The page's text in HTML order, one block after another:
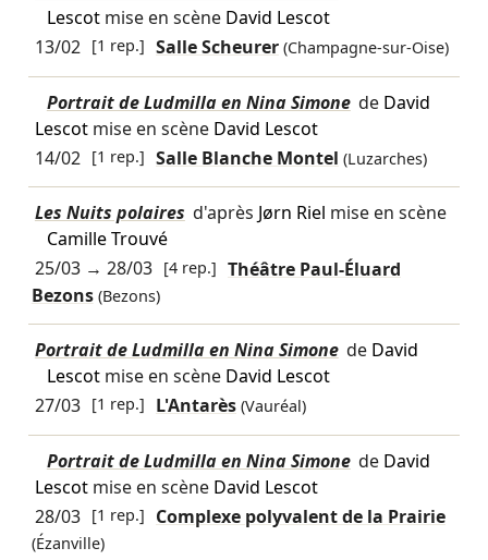
Lescotmise en scène David Lescot
13/02 [1 rep.] Salle Scheurer (Champagne-sur-Oise)
Portrait de Ludmilla en Nina Simone de David
Lescotmise en scène David Lescot
14/02 [1 rep.] Salle Blanche Montel (Luzarches)
Les Nuits polaires d'après Jørn Riel mise en scène
Camille Trouvé
25/03→ 28/03 [4 rep.] Théâtre Paul-Éluard
Bezons (Bezons)
Portrait de Ludmilla en Nina Simone de David
Lescotmise en scène David Lescot
27/03 [1 rep.] L'Antarès (Vauréal)
Portrait de Ludmilla en Nina Simone de David
Lescotmise en scène David Lescot
28/03 [1 rep.] Complexe polyvalent de la Prairie
(Ézanville)